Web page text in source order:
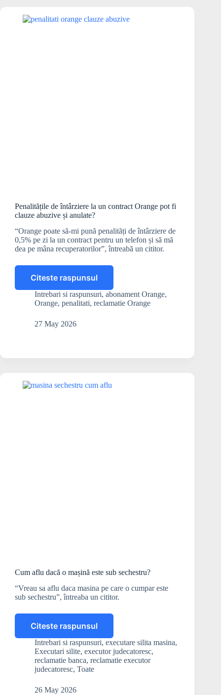
Penalitățile de întârziere la un contract Orange pot fi
clauze abuzive și anulate?
“Orange poate să-mi pună penalități de întârziere de
0,5% pe zi la un contract pentru un telefon și să mă
dea pe mâna recuperatorilor”, întreabă un cititor.
Citeste raspunsul
Penalitățile
de
întârziere
un
fi
abuzive
și
Intrebari si raspunsuri, abonament Orange,
Orange, penalitati, reclamatie Orange
27 May 2026
Cum aflu dacă o mașină este sub sechestru?
“Vreau sa aflu daca masina pe care o cumpar este
sub sechestru”, întreaba un cititor.
Citeste raspunsul
Cum
aflu
dacă
o
mașină
sub
Intrebari si raspunsuri, executare silita masina,
Executari silite, executor judecatoresc,
reclamatie banca, reclamatie executor
judecatoresc, Toate
26 May 2026